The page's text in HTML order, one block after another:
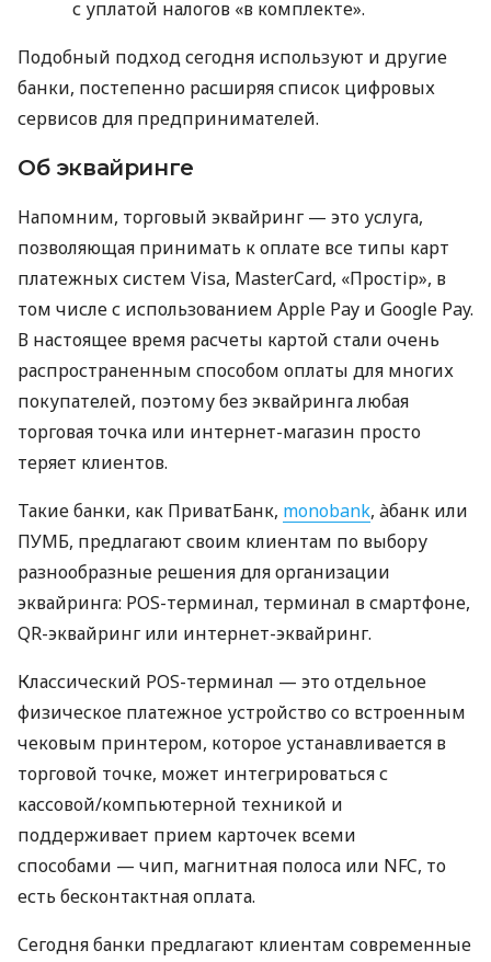
с уплатой налогов «в комплекте».
Подобный подход сегодня используют и другие
банки, постепенно расширяя список цифровых
сервисов для предпринимателей.
Об эквайринге
Напомним, торговый эквайринг — это услуга,
позволяющая принимать к оплате все типы карт
платежных систем Visa, MasterCard, «Простір», в
том числе с использованием Apple Pay и Google Pay.
В настоящее время расчеты картой стали очень
распространенным способом оплаты для многих
покупателей, поэтому без эквайринга любая
торговая точка или интернет-магазин просто
теряет клиентов.
Такие банки, как ПриватБанк, monobank, àбанк или
ПУМБ, предлагают своим клиентам по выбору
разнообразные решения для организации
эквайринга: POS-терминал, терминал в смартфоне,
QR-эквайринг или интернет-эквайринг.
Классический POS-терминал — это отдельное
физическое платежное устройство со встроенным
чековым принтером, которое устанавливается в
торговой точке, может интегрироваться с
кассовой/компьютерной техникой и
поддерживает прием карточек всеми
способами — чип, магнитная полоса или NFC, то
есть бесконтактная оплата.
Сегодня банки предлагают клиентам современные